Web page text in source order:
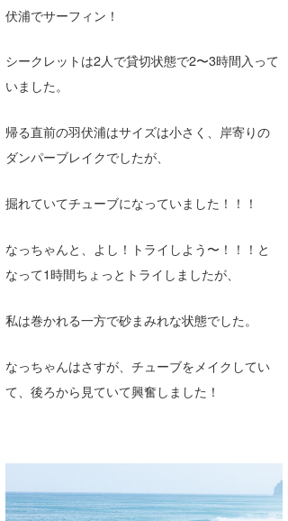
伏浦でサーフィン！
シークレットは2人で貸切状態で2〜3時間入って
いました。
帰る直前の羽伏浦はサイズは小さく、岸寄りの
ダンパーブレイクでしたが、
掘れていてチューブになっていました！！！
なっちゃんと、よし！トライしよう〜！！！と
なって1時間ちょっとトライしましたが、
私は巻かれる一方で砂まみれな状態でした。
なっちゃんはさすが、チューブをメイクしてい
て、後ろから見ていて興奮しました！